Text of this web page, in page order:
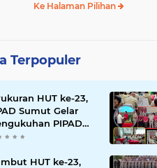
Ke Halaman Pilihan
Terpopuler
HUT ke-23,
Sumut Gelar
PIPAD
Tradisi
HUT ke-23,